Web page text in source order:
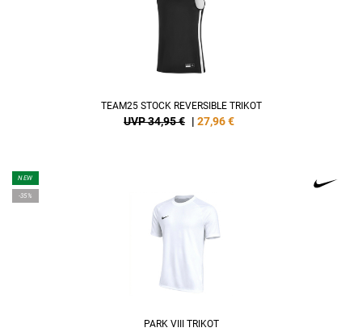
TEAM25 STOCK REVERSIBLE TRIKOT
UVP 34,95 € | 27,96€
NEW
-35%
PARK VIII TRIKOT